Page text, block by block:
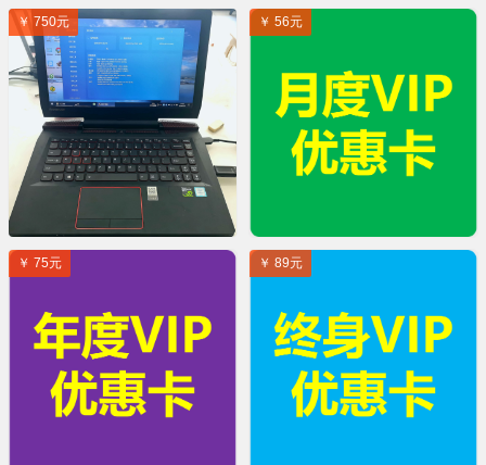
￥ 750元 ￥ 56元
￥ 75元 ￥ 89元